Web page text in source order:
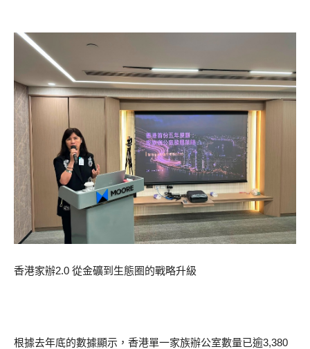
香港家辦2.0 從金礦到生態圈的戰略升級
根據去年底的數據顯示，香港單一家族辦公室數量已逾3,380